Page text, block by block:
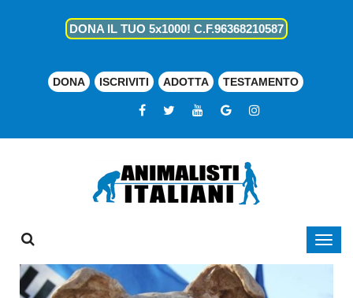
DONA IL TUO 5x1000! C.F.96368210587
DONA ISCRIVITI ADOTTA TESTAMENTO